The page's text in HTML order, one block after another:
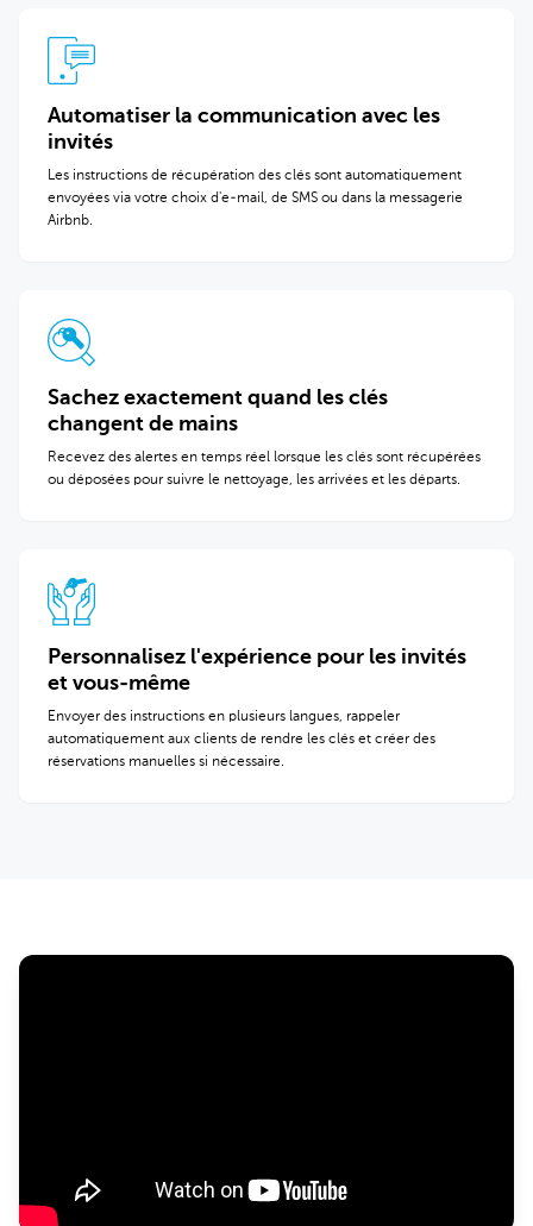
Automatiser la communication avec les
invités
Les instructions de récupération des clés sont automatiquement
envoyées via votre choix d'e-mail, de SMS ou dans la messagerie
Airbnb.
Sachez exactement quand les clés
changent de mains
Recevez des alertes en temps réel lorsque les clés sont récupérées
ou déposées pour suivre le nettoyage, les arrivées et les départs.
Personnalisez l'expérience pour les invités
et vous-même
Envoyer des instructions en plusieurs langues, rappeler
automatiquement aux clients de rendre les clés et créer des
réservations manuelles si nécessaire.